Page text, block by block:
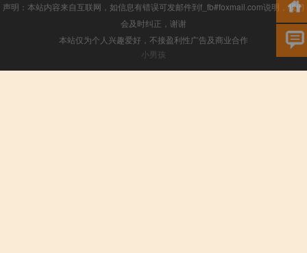
声明：本站内容来自互联网，如信息有错误可发邮件到f_fb#foxmail.com说明，我们
会及时纠正，谢谢
本站仅为个人兴趣爱好，不接盈利性广告及商业合作
小男孩